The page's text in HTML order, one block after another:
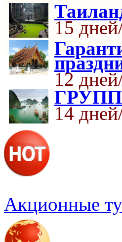
15
12
14
Акционные